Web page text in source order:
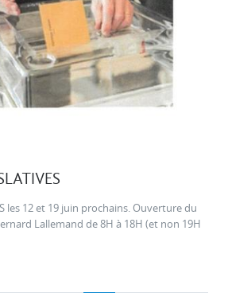
les 12 et 19 juin prochains. Ouverture du
Lallemand de 8H à 18H (et non 19H